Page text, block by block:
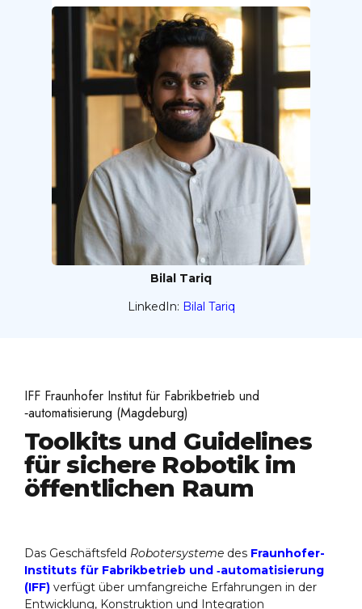
Bilal Tariq
LinkedIn: Bilal Tariq
IFF Fraunhofer Institut für Fabrikbetrieb und
‑automatisierung (Magdeburg)
Toolkits und Guidelines
für sichere Robotik im
öffentlichen Raum
Das Geschäftsfeld Robotersysteme des Fraunhofer-
Instituts für Fabrikbetrieb und ‑automatisierung
(IFF) verfügt über umfangreiche Erfahrungen in der
Entwicklung, Konstruktion und Integration